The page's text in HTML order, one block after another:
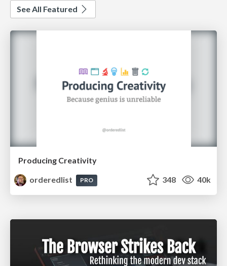
See All Featured
Producing Creativity
orderedlist
PRO 348 40k